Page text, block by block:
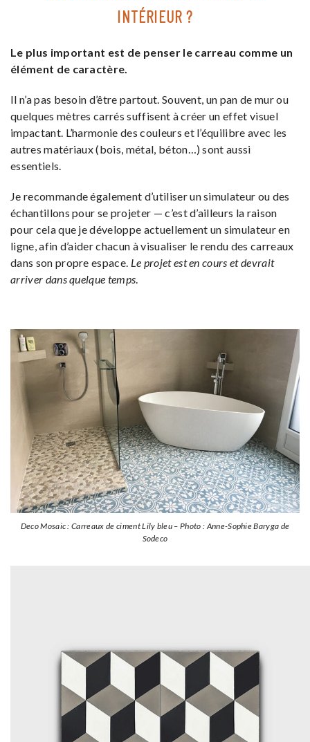
INTÉRIEUR ?
Le plus important est de penser le carreau comme un
élément de caractère.
Il n’a pas besoin d’être partout. Souvent, un pan de mur ou
quelques mètres carrés suffisent à créer un effet visuel
impactant. L’harmonie des couleurs et l’équilibre avec les
autres matériaux (bois, métal, béton…) sont aussi
essentiels.
Je recommande également d’utiliser un simulateur ou des
échantillons pour se projeter — c’est d’ailleurs la raison
pour cela que je développe actuellement un simulateur en
ligne, afin d’aider chacun à visualiser le rendu des carreaux
dans son propre espace. Le projet est en cours et devrait
arriver dans quelque temps.
Deco Mosaic : Carreaux de ciment Lily bleu – Photo : Anne-Sophie Baryga de
Sodeco